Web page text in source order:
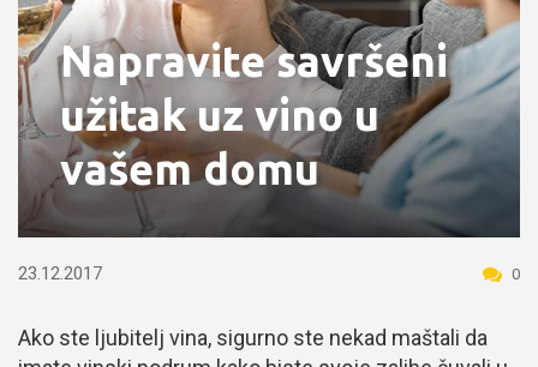
Napravite savršeni
užitak uz vino u
vašem domu
23.12.2017 0
Ako ste ljubitelj vina, sigurno ste nekad maštali da